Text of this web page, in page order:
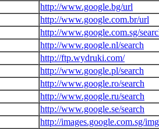
http://www.google.bg/url
http://www.google.com.br/url
http://www.google.com.sg/
http://www.google.nl/search
http://ftp.wydruki.com/
http://www.google.pl/search
http://www.google.ro/search
http://www.google.ru/search
http://www.google.se/search
http://images.google.com.sg/